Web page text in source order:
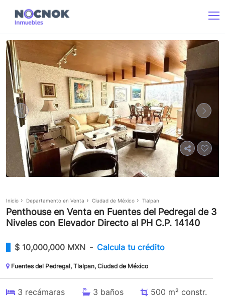
Inicio Departamento en Venta Ciudad de México Tlalpan
Penthouse en Venta en Fuentes del Pedregal de 3
Niveles con Elevador Directo al PH C.P. 14140
$ 10,000,000 MXN - Calcula tu crédito
Fuentes del Pedregal, Tlalpan, Ciudad de México
3 recámaras 3 baños 500 m² constr.